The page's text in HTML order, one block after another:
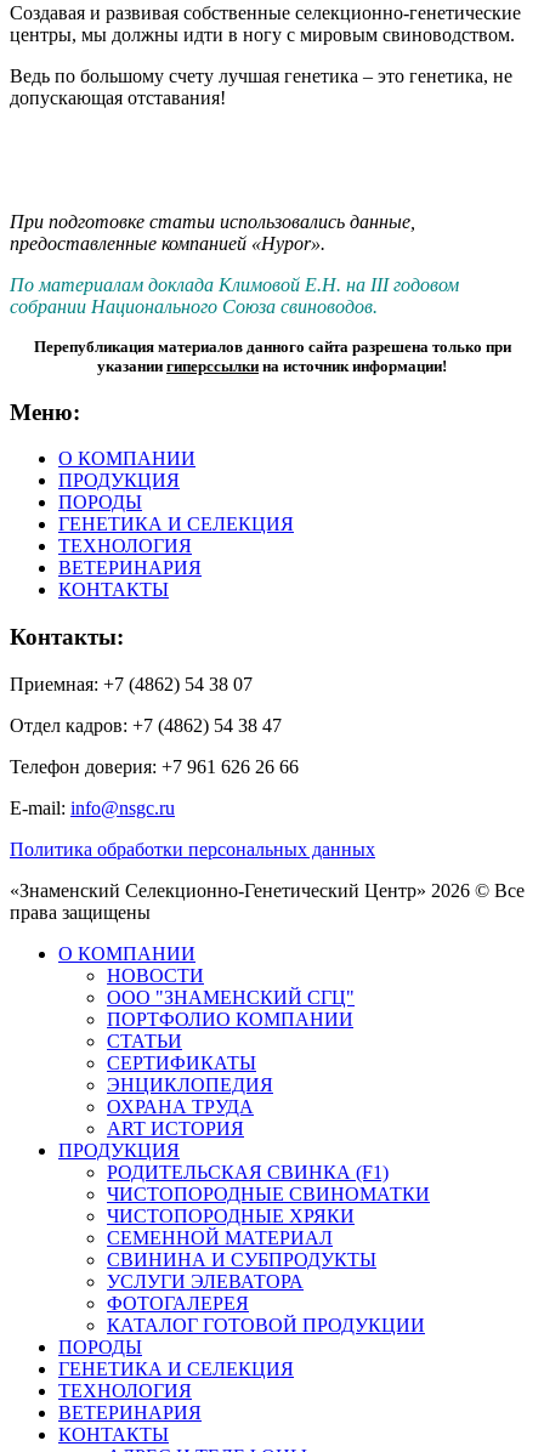
Создавая и развивая собственные селекционно-генетические
центры, мы должны идти в ногу с мировым свиноводством.
Ведь по большому счету лучшая генетика – это генетика, не
допускающая отставания!
При подготовке статьи использовались данные,
предоставленные компанией «Hypor».
По материалам доклада Климовой Е.Н. на III годовом
собрании Национального Союза свиноводов.
Перепубликация материалов данного сайта разрешена только при
указании гиперсcылки на источник информации!
Меню:
О КОМПАНИИ
ПРОДУКЦИЯ
ПОРОДЫ
ГЕНЕТИКА И СЕЛЕКЦИЯ
ТЕХНОЛОГИЯ
ВЕТЕРИНАРИЯ
КОНТАКТЫ
Контакты:
Приемная: +7 (4862) 54 38 07
Отдел кадров: +7 (4862) 54 38 47
Телефон доверия: +7 961 626 26 66
E-mail: info@nsgc.ru
Политика обработки персональных данных
«Знаменский Селекционно-Генетический Центр» 2026 © Все
права защищены
О КОМПАНИИ
НОВОСТИ
ООО "ЗНАМЕНСКИЙ СГЦ"
ПОРТФОЛИО КОМПАНИИ
СТАТЬИ
СЕРТИФИКАТЫ
ЭНЦИКЛОПЕДИЯ
ОХРАНА ТРУДА
ART ИСТОРИЯ
ПРОДУКЦИЯ
РОДИТЕЛЬСКАЯ СВИНКА (F1)
ЧИСТОПОРОДНЫЕ СВИНОМАТКИ
ЧИСТОПОРОДНЫЕ ХРЯКИ
СЕМЕННОЙ МАТЕРИАЛ
СВИНИНА И СУБПРОДУКТЫ
УСЛУГИ ЭЛЕВАТОРА
ФОТОГАЛЕРЕЯ
КАТАЛОГ ГОТОВОЙ ПРОДУКЦИИ
ПОРОДЫ
ГЕНЕТИКА И СЕЛЕКЦИЯ
ТЕХНОЛОГИЯ
ВЕТЕРИНАРИЯ
КОНТАКТЫ